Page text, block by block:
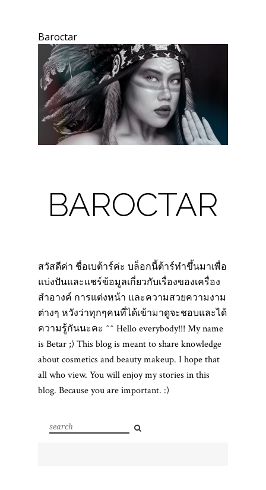
Baroctar
BAROCTAR
สวัสดีค่า ชื่อเบต้าร์ค่ะ บล็อกนี้ต้าร์ทำขึ้นมาเพื่อ
แบ่งปันและแชร์ข้อมูลเกี่ยวกับเรื่องของเครื่อง
สำอางค์ การแต่งหน้า และความสวยความงาม
ต่างๆ หวังว่าทุกๆคนที่ได้เข้ามาดูจะชอบและได้
ความรู้กันนะคะ ^^ Hello everybody!!! My name
is Betar ;) This blog is meant to share knowledge
about cosmetics and beauty makeup. I hope that
all who view. You will enjoy my stories in this
blog. Because you are important. :)